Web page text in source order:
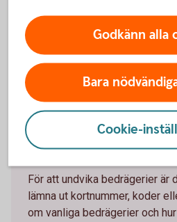
Tips!
Skydda dig mot
För att undvika bedrägerier är
lämna ut kortnummer, koder
om vanliga bedrägerier och
Godkänn alla
Bara
Cookie-